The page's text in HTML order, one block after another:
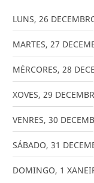
LUNS, 26
MARTES, 27
MÉRCORES, 28
XOVES, 29
VENRES, 30
SÁBADO, 31
DOMINGO, 1